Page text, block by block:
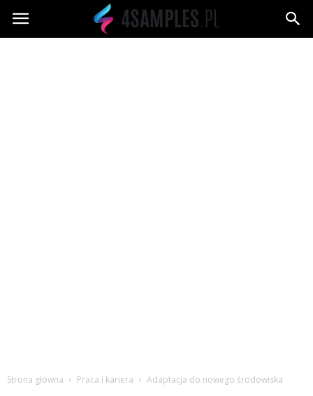
4samples.pl
Strona główna Praca i kariera Adaptacja do nowego środowiska